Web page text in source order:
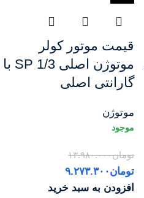
قیمت موتور کولر
موتوژن اصلی 1/3 SP با
گارانتی اصلی
موتوژن
تومان۱۳.۹۸۰.۰۰۰
تومان۹.۲۷۳.۳۰۰
افزودن به سبد خرید